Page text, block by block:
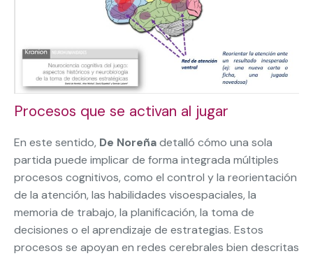
Procesos que se activan al jugar
En este sentido, De Noreñadetalló cómo una sola
partida puede implicar de forma integrada múltiples
procesos cognitivos, como el control y la reorientación
de la atención, las habilidades visoespaciales, la
memoria de trabajo, la planificación, la toma de
decisiones o el aprendizaje de estrategias. Estos
procesos se apoyan en redes cerebrales bien descritas